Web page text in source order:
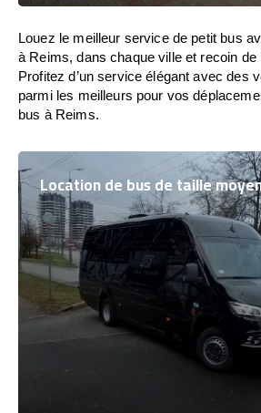
Louez le meilleur service de petit bus
à Reims, dans chaque ville et recoin de
Profitez d’un service élégant avec des
parmi les meilleurs pour vos
bus à Reims.
Location de bus de taille